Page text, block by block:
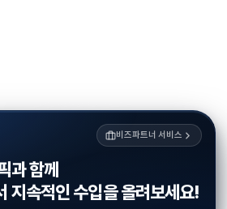
비즈파트너 서비스
과 함께
지속적인 수입을 올려보세요!